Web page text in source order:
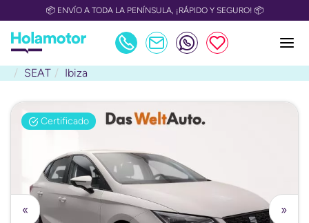
📦 ENVÍO A TODA LA PENÍNSULA, ¡RÁPIDO Y SEGURO! 📦
SEAT Ibiza
Certificado
»
«